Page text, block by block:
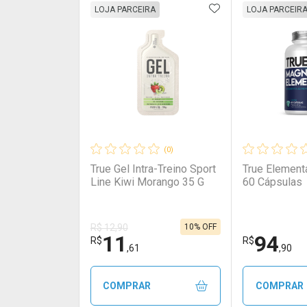
FECHAR
Laboratório
Ativar Desconto
Comprar sem Desconto
FECHAR
Por Menos
Comprar sem Desconto
Ativar
Comprar
Por
Comprar
(0)
True Gel Intra-Treino Sport
Line Kiwi Morango 35 G
LOJA PARCEIRA
R$ 12,90
R$11 ,61
10% OFF
ADICIONAR AOS
COMPRAR
True
60 Cápsulas
LOJA PARCEIRA
R$94,90
COMPRAR